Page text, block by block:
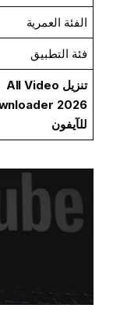
الفئة العمرية
فئة التطبيق
تنزيل All Video
2026
للآيفون